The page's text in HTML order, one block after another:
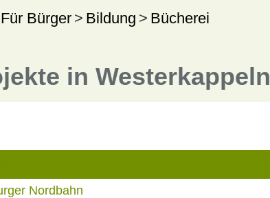
Für Bürger Bildung Bücherei
in Westerkappeln
Nordbahn